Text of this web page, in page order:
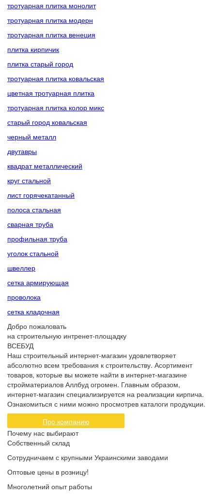
тротуарная плитка монолит
тротуарная плитка модерн
тротуарная плитка венеция
плитка кирпичик
плитка старый город
тротуарная плитка ковальская
цветная тротуарная плитка
тротуарная плитка колор микс
старый город ковальская
черный металл
двутавры
квадрат металлический
круг стальной
лист горячекатанный
полоса стальная
сварная труба
профильная труба
уголок стальной
швеллер
сетка армирующая
проволока
сетка кладочная
Добро пожаловать
на строительную интренет-площадку
ВСЕБУД
Наш строительный интернет-магазин удовлетворяет
абсолютно всем требования к строительству. Асортимент
товаров, которые вы можете найти в интернет-магазине
стройматериалов Аллбуд огромен. Главным образом,
интернет-магазин специализируется на реализации кирпича.
Ознакомиться с ними можно просмотрев каталоги продукции.
Про компанию
Почему нас выбирают
Собственный склад
Сотрудничаем с крупными Украинскими заводами
Оптовые цены в розницу!
Многолетний опыт работы